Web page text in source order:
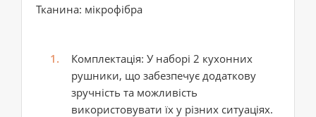
Тканина: мікрофібра
Комплектація: У наборі 2 кухонних
рушники, що забезпечує додаткову
зручність та можливість
використовувати їх у різних ситуаціях.